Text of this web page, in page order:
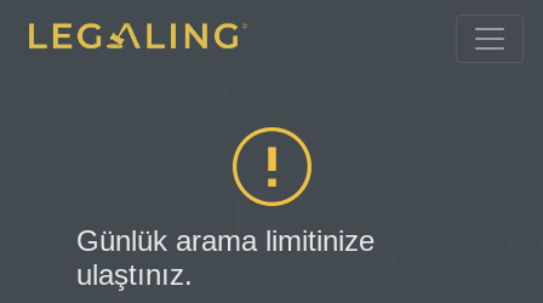
Günlük arama limitinize
ulaştınız.